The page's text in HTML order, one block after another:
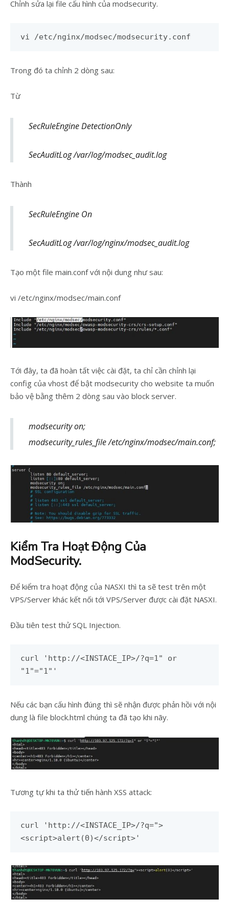
Chỉnh sửa lại file cấu hình của modsecurity.
vi /etc/nginx/modsec/modsecurity.conf
Trong đó ta chỉnh 2 dòng sau:
Từ
SecRuleEngineDetectionOnly
SecAuditLog /var/log/modsec_audit.log
Thành
SecRuleEngine On
SecAuditLog /var/log/nginx/modsec_audit.log
Tạo một file main.conf với nội dung như sau:
vi /etc/nginx/modsec/main.conf
Tới đây, ta đã hoàn tất việc cài đặt, ta chỉ cần chỉnh lại
config của vhost để bật modsecurity cho website ta muốn
bảo vệ bằng thêm 2 dòng sau vào block server.
modsecurity on;
modsecurity_rules_file /etc/nginx/modsec/main.conf;
Kiểm Tra Hoạt Động Của
ModSecurity.
Để kiểm tra hoạt động của NASXI thì ta sẽ test trên một
VPS/Server khác kết nối tới VPS/Server được cài đặt NASXI.
Đầu tiên test thử SQL Injection.
curl 'http://<INSTACE_IP>/?q=1" or
"1"="1"'
Nếu các bạn cấu hình đúng thì sẽ nhận được phản hồi với nội
dung là file block.html chúng ta đã tạo khi nãy.
Tương tự khi ta thử tiến hành XSS attack:
curl 'http://<INSTACE_IP>/?q=">
<script>alert(0)</script>'